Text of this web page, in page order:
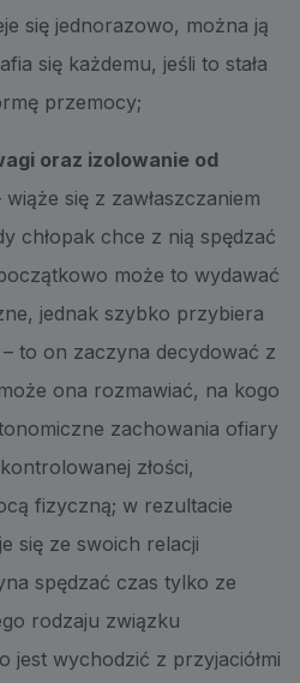
się jednorazowo, można ją
się każdemu, jeśli to stała
przemocy;
oraz izolowanie od
się z zawłaszczaniem
chłopak chce z nią spędzać
może to wydawać
jednak szybko przybiera
to on zaczyna decydować z
ona rozmawiać, na kogo
zachowania ofiary
złości,
fizyczną; w rezultacie
się ze swoich relacji
spędzać czas tylko ze
rodzaju związku
jest wychodzić z przyjaciółmi